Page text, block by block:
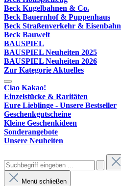
Beck Kugelbahnen & Co.
Beck Bauernhof & Puppenhaus
Beck Straßenverkehr & Eisenbahn
Beck Bauwelt
BAUSPIEL
BAUSPIEL Neuheiten 2025
BAUSPIEL Neuheiten 2026
Zur Kategorie Aktuelles
Ciao Kakao!
Einzelstücke & Raritäten
Eure Lieblinge - Unsere Bestseller
Geschenkgutscheine
Kleine Geschenkideen
Sonderangebote
Unsere Neuheiten
Menü schließen